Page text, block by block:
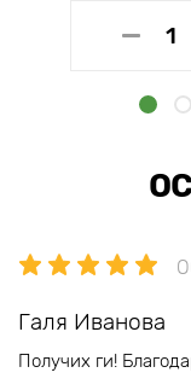
Галя Иванова
Получих ги!